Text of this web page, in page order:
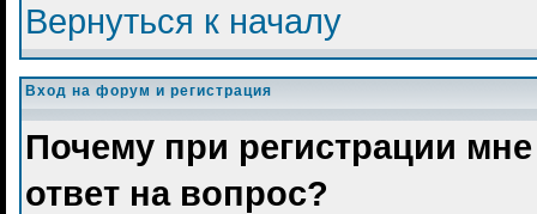
Вернуться к началу
Вход на форум и регистрация
Почему при регистрации
ответ на вопрос?